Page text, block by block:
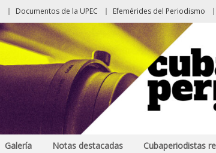
Documentos de la UPEC Efemérides del Periodismo
Galería Notas destacadas Cubaperiodistas